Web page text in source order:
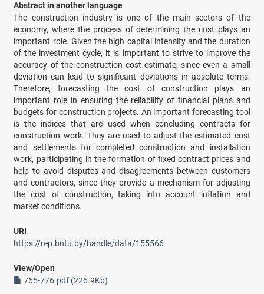
Abstract in another language
The construction industry is one of the main sectors of the
economy, where the process of determining the cost plays an
important role. Given the high capital intensity and the duration
of the investment cycle, it is important to strive to improve the
accuracy of the construction cost estimate, since even a small
deviation can lead to significant deviations in absolute terms.
Therefore, forecasting the cost of construction plays an
important role in ensuring the reliability of financial plans and
budgets for construction projects. An important forecasting tool
is the indices that are used when concluding contracts for
construction work. They are used to adjust the estimated cost
and settlements for completed construction and installation
work, participating in the formation of fixed contract prices and
help to avoid disputes and disagreements between customers
and contractors, since they provide a mechanism for adjusting
the cost of construction, taking into account inflation and
market conditions.
URI
https://rep.bntu.by/handle/data/155566
View/Open
765-776.pdf (226.9Kb)